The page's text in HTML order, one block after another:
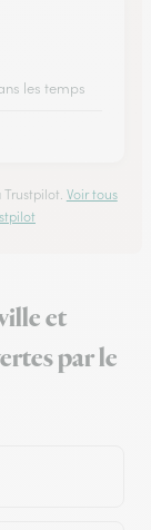
les temps
Voir tous
et
par le